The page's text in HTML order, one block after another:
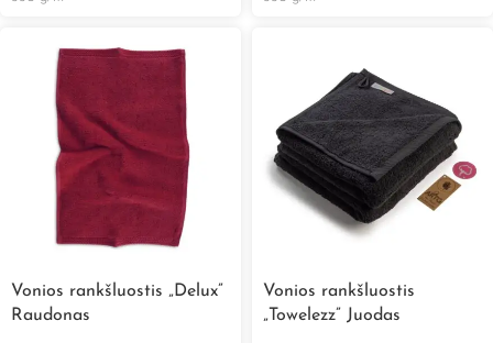
Vonios rankšluostis „Delux”
Raudonas
Vonios rankšluostis
„Towelezz” Juodas